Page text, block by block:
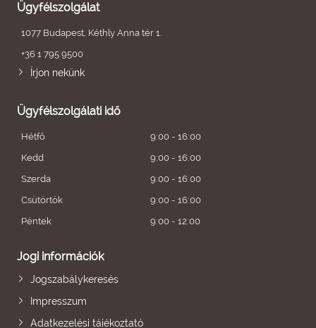
Ügyfélszolgálat
1077 Budapest, Kéthly Anna tér 1.
+36 1 795 9500
Írjon nekünk
Ügyfélszolgálati idő
Hétfő
9:00 - 16:00
Kedd
9:00 - 16:00
Szerda
9:00 - 16:00
Csütörtök
9:00 - 16:00
Péntek
9:00 - 12:00
Jogi információk
Jogszabálykeresés
Impresszum
Adatkezelési tájékoztató